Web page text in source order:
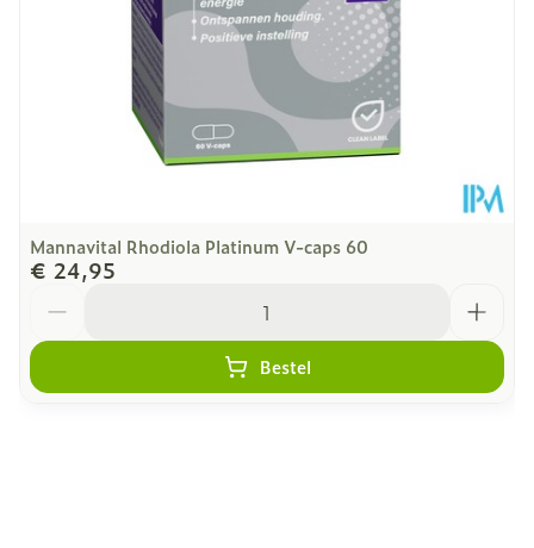
Kamertemperatuur (15°C
- 25°C)
Mannavital Rhodiola Platinum V-caps 60
€ 24,95
Bestel